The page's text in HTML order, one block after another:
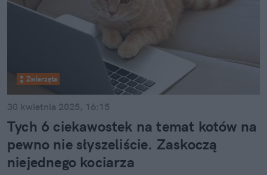
Zwierzęta
30 kwietnia 2025, 16:15
Tych 6 ciekawostek na temat kotów na
pewno nie słyszeliście. Zaskoczą
niejednego kociarza